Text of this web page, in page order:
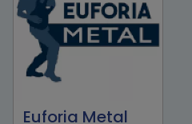
Euforia Metal